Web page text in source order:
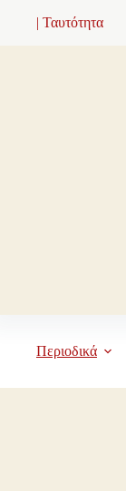
| Ταυτότητα
Περιοδικά